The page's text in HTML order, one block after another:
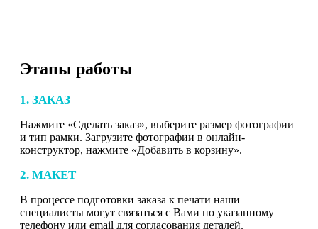
Этапы работы
1. ЗАКАЗ
Нажмите «Сделать заказ», выберите размер фотографии
и тип рамки. Загрузите фотографии в онлайн-
конструктор, нажмите «Добавить в корзину».
2. МАКЕТ
В процессе подготовки заказа к печати наши
специалисты могут связаться с Вами по указанному
телефону или email для согласования деталей.